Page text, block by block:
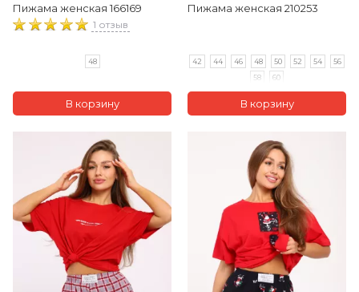
Пижама женская 166169
1 отзыв
48
Пижама женская 210253
42 44 46 48 50 52 54
56
58
60